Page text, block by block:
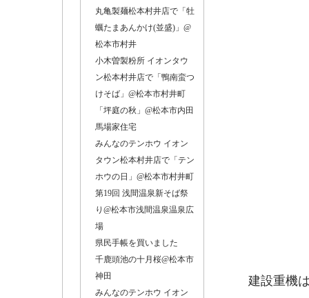
丸亀製麺松本村井店で「牡
蠣たまあんかけ(並盛)」@
松本市村井
小木曽製粉所 イオンタウ
ン松本村井店で「鴨南蛮つ
けそば」@松本市村井町
「坪庭の秋」@松本市内田
馬場家住宅
みんなのテンホウ イオン
タウン松本村井店で「テン
ホウの日」@松本市村井町
第19回 浅間温泉新そば祭
り@松本市浅間温泉温泉広
場
県民手帳を買いました
千鹿頭池の十月桜@松本市
神田
みんなのテンホウ イオン
建設重機